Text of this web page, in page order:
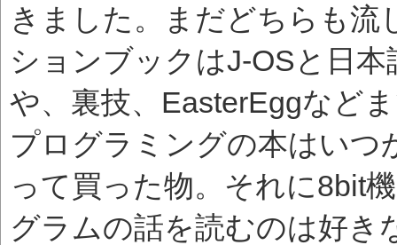
きました。まだどちらも流
ションブックはJ-OSと日
や、裏技、EasterEggなど
プログラミングの本はい
って買った物。それに8bit
グラムの話を読むのは好き